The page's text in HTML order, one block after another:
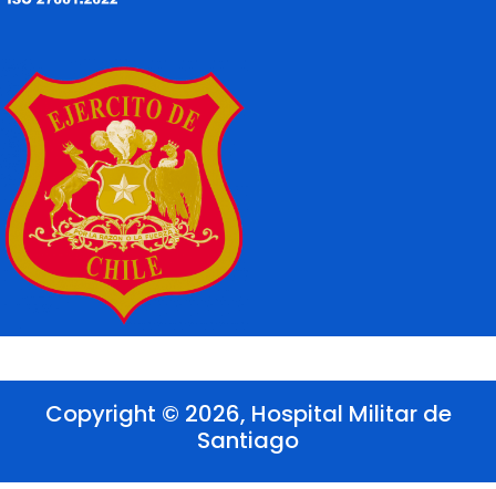
Copyright © 2026, Hospital Militar de
Santiago